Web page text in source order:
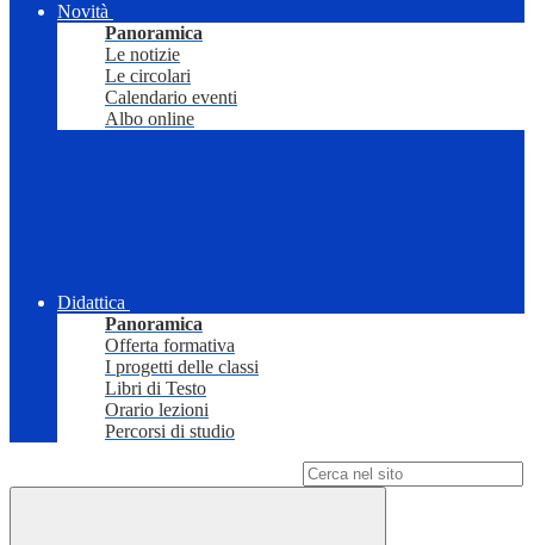
Novità
Panoramica
Le notizie
Le circolari
Calendario eventi
Albo online
Didattica
Panoramica
Offerta formativa
I progetti delle classi
Libri di Testo
Orario lezioni
Percorsi di studio